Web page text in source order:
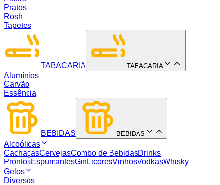
Pratos
Rosh
Tapetes
TABACARIA TABACARIA
Alumínios
Carvão
Essência
BEBIDAS BEBIDAS
Alcoólicas
CachaçasCervejasCombo de BebidasDrinks
ProntosEspumantesGin LicoresVinhosVodkasWhisky
Gelos
Diversos